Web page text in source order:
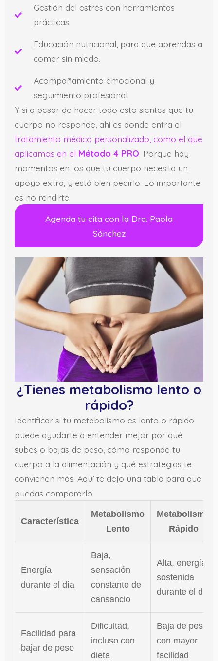
Gestión del estrés con herramientas
prácticas.
Educación nutricional, para que aprendas a
comer sin miedo.
Acompañamiento emocional y
seguimiento profesional.
Y si a pesar de hacer todo esto sientes que tu
cuerpo no responde, ahí es donde entra el
tratamiento médico personalizado, como el que
aplicamos en el Método 4 PRO. Porque hay
momentos en los que tu cuerpo necesita un
apoyo extra, y está bien pedirlo. Lo importante
es no rendirte.
Agenda tu cita con la Dra. Paola
Sánchez
¿Tienes metabolismo lento o
rápido?
Identificar si tu metabolismo es lento o rápido
puede ayudarte a entender mejor por qué
subes o bajas de peso, cómo responde tu
cuerpo a la alimentación y qué estrategias te
convienen más. Aquí te dejo una tabla para que
puedas compararlo:
Característica
Metabolismo
Lento
Metabolismo
Rápido
Energía
durante el día
Baja,
sensación
constante de
cansancio
Alta, energía
sostenida
durante el día
Facilidad para
bajar de peso
Dificultad,
incluso con
dieta
Baja de peso
con mayor
facilidad